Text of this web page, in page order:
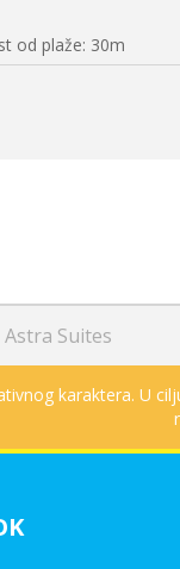
Sarti
od plaže: 29m
Astra Suites
karaktera. U